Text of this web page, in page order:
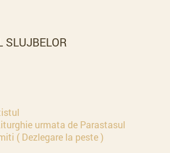
SLUJBELOR
urmata de Parastasul
( Dezlegare la peste )